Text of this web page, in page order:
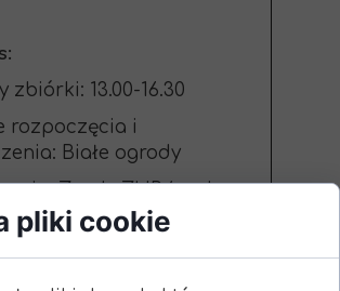
zbiórki: 13.00-16.30
rozpoczęcia i
Białe ogrody
Zgody ZHP (osoby,
dały), instrumenty, biała
jedzenie, picie, markery
pliki cookie